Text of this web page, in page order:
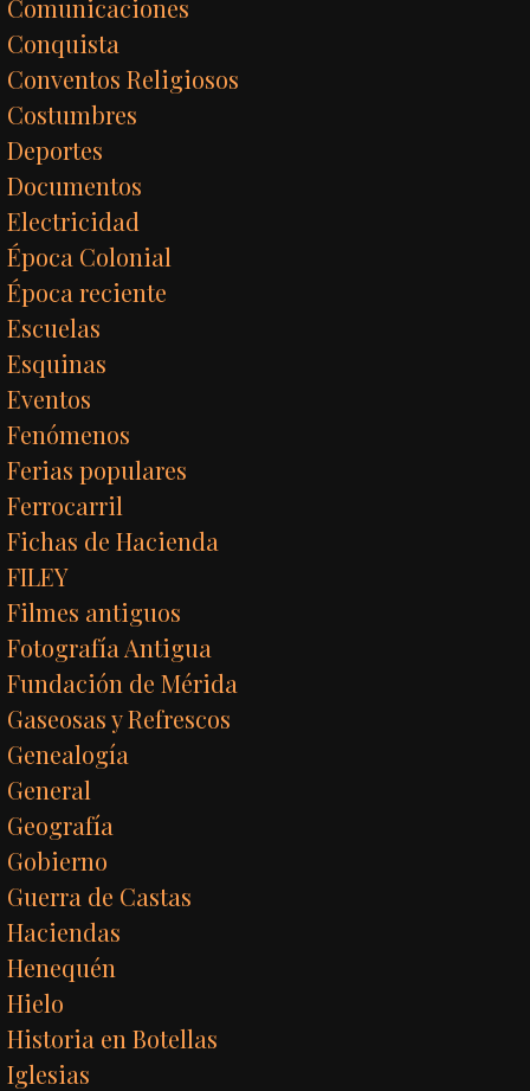
Comunicaciones
Conquista
Conventos Religiosos
Costumbres
Deportes
Documentos
Electricidad
Época Colonial
Época reciente
Escuelas
Esquinas
Eventos
Fenómenos
Ferias populares
Ferrocarril
Fichas de Hacienda
FILEY
Filmes antiguos
Fotografía Antigua
Fundación de Mérida
Gaseosas y Refrescos
Genealogía
General
Geografía
Gobierno
Guerra de Castas
Haciendas
Henequén
Hielo
Historia en Botellas
Iglesias